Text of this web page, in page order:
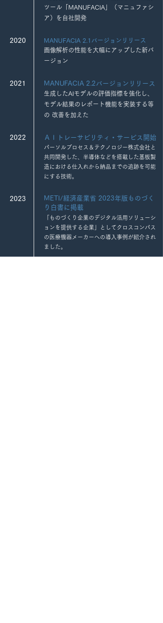
2021 MANUFACIA 2.2バージョンリリース
生成したAIモデルの評価指標を強化し、
モデル結果のレポート機能を実装する等
の 改善を加えた
2020
MANUFACIA 2.1バージョンリリース
画像解析の性能を大幅にアップした新バ
ージョン
ツール「MANUFACIA」（マニュファシ
ア）を自社開発
2022 ＡＩトレーサビリティ・サービス開始
パーソルプロセス＆テクノロジー株式会社と
共同開発した、半導体などを搭載した基板製
造における仕入れから納品までの追跡を可能
にする技術。
2023
METI/経済産業省 2023年版ものづく
り白書に掲載
「ものづくり企業のデジタル活用ソリューシ
ョンを提供する企業」としてクロスコンパス
の医療機器メーカーへの導入事例が紹介され
ました。